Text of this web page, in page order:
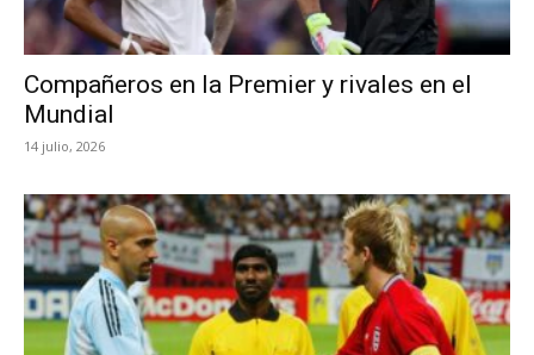
Compañeros en la Premier y rivales en el
Mundial
14 julio, 2026